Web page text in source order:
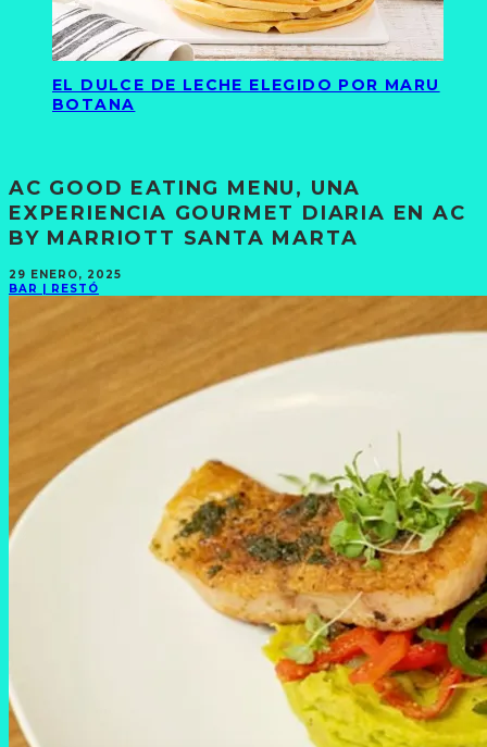
EL DULCE DE LECHE ELEGIDO POR MARU
BOTANA
AC GOOD EATING MENU, UNA
EXPERIENCIA GOURMET DIARIA EN AC
BY MARRIOTT SANTA MARTA
29 ENERO, 2025
BAR | RESTÓ